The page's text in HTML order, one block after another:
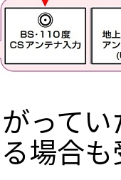
って
場合